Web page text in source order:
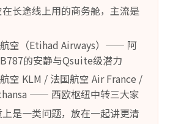
长途线上用的商务舱，主流是
空（Etihad Airways）—— 阿
的安静与Qsuite级潜力
空 KLM / 法国航空 Air France /
—— 西欧枢纽中转三大家
是一类问题，放在一起讲更清